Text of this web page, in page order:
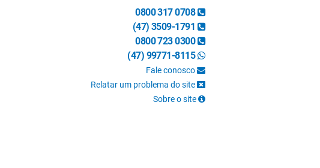
0800 317 0708
(47) 3509-1791
0800 723 0300
(47) 99771-8115
Fale conosco
Relatar um problema do site
Sobre o site